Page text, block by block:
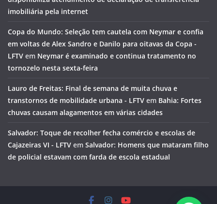
imobiliária pela internet
Copa do Mundo: Seleção tem cautela com Neymar e confia
em voltas de Alex Sandro e Danilo para oitavas da Copa -
LFTV em Neymar é examinado e continua tratamento no
tornozelo nesta sexta-feira
Lauro de Freitas: Final de semana de muita chuva e
transtornos de mobilidade urbana - LFTV em Bahia: Fortes
chuvas causam alagamentos em várias cidades
Salvador: Toque de recolher fecha comércio e escolas de
Cajazeiras VI - LFTV em Salvador: Homens que mataram filho
de policial estavam com farda de escola estadual